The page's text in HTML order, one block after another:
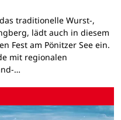
traditionelle Wurst-,
lädt auch in diesem
Fest am Pönitzer See ein.
mit regionalen
…